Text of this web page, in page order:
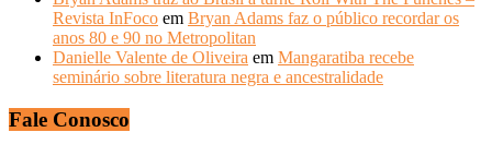
Revista InFoco em Bryan Adams faz o público recordar os
anos 80 e 90 no Metropolitan
Danielle Valente de Oliveira em Mangaratiba recebe
seminário sobre literatura negra e ancestralidade
Fale Conosco